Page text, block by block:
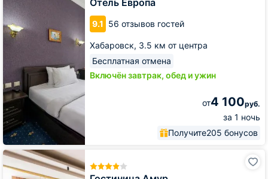
Отель Европа
9.1 56 отзывов гостей
Хабаровск, 3.5 км от центра
Бесплатная отмена
Включён завтрак, обед и ужин
от4 100руб.
за 1 ночь
Получите205 бонусов
Гостиница
Амур